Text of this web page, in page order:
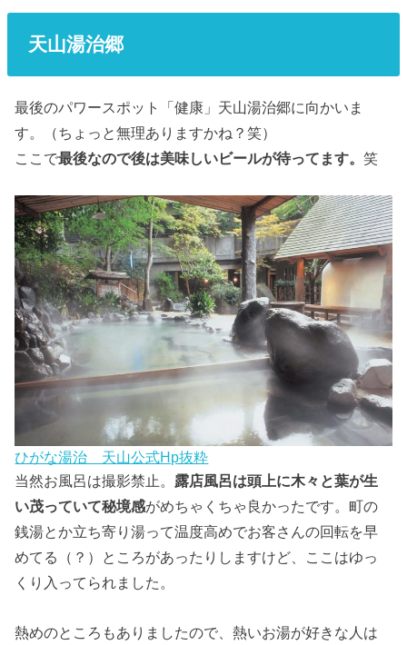
天山湯治郷
最後のパワースポット「健康」天山湯治郷に向かいま
す。（ちょっと無理ありますかね？笑）
ここで最後なので後は美味しいビールが待ってます。笑
ひがな湯治 天山公式Hp抜粋
当然お風呂は撮影禁止。 露店風呂は頭上に木々と葉が生
い茂っていて秘境感がめちゃくちゃ良かったです。町の
銭湯とか立ち寄り湯って温度高めでお客さんの回転を早
めてる（？）ところがあったりしますけど、ここはゆっ
くり入ってられました。
熱めのところもありましたので、熱いお湯が好きな人は